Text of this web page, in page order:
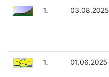
1. 03.08.2025
1. 01.06.2025